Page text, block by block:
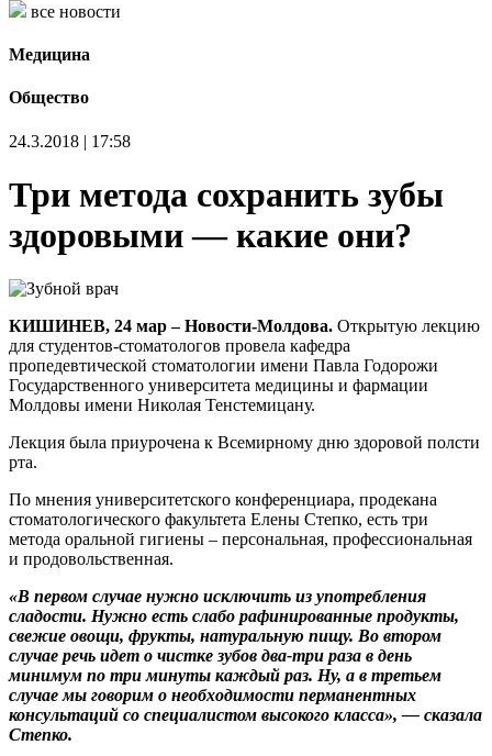
все новости
Медицина
Общество
24.3.2018 | 17:58
Три метода сохранить зубы
здоровыми — какие они?
КИШИНЕВ, 24 мар – Новости-Молдова. Открытую лекцию
для студентов-стоматологов провела кафедра
пропедевтической стоматологии имени Павла Годорожи
Государственного университета медицины и фармации
Молдовы имени Николая Тенстемицану.
Лекция была приурочена к Всемирному дню здоровой полсти
рта.
По мнения университетского конференциара, продекана
стоматологического факультета Елены Степко, есть три
метода оральной гигиены – персональная, профессиональная
и продовольственная.
«В первом случае нужно исключить из употребления
сладости. Нужно есть слабо рафинированные продукты,
свежие овощи, фрукты, натуральную пищу. Во втором
случае речь идет о чистке зубов два-три раза в день
минимум по три минуты каждый раз. Ну, а в третьем
случае мы говорим о необходимости перманентных
консультаций со специалистом высокого класса», — сказала
Степко.